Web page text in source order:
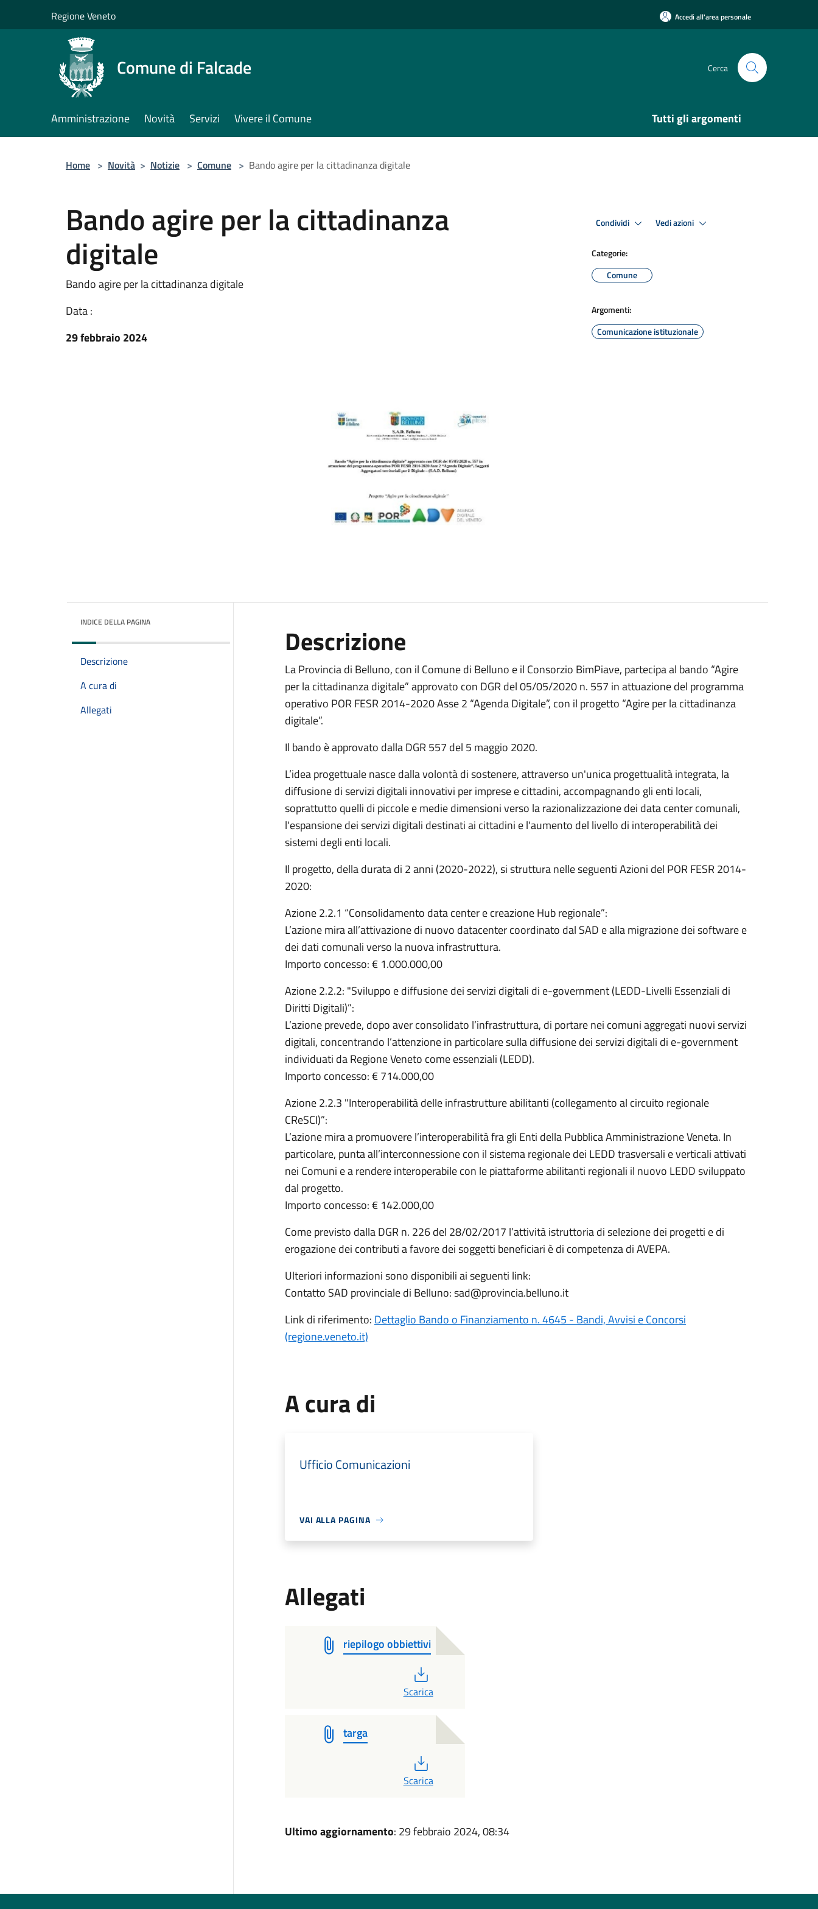
Regione Veneto Accedi all'area personale
Comune di Falcade Cerca
Amministrazione Novità Servizi Vivere il Comune Tutti gli argomenti
Home > Novità > Notizie > Comune > Bando agire per la cittadinanza digitale
Bando agire per la cittadinanza
digitale
Bando agire per la cittadinanza digitale
Data :
29 febbraio 2024
Condividi Vedi azioni
Categorie:
Comune
Argomenti:
Comunicazione istituzionale
INDICE DELLA PAGINA
Descrizione
A cura di
Allegati
Descrizione
La Provincia di Belluno, con il Comune di Belluno e il Consorzio BimPiave, partecipa al bando “Agire
per la cittadinanza digitale” approvato con DGR del 05/05/2020 n. 557 in attuazione del programma
operativo POR FESR 2014-2020 Asse 2 “Agenda Digitale”, con il progetto “Agire per la cittadinanza
digitale”.
Il bando è approvato dalla DGR 557 del 5 maggio 2020.
L’idea progettuale nasce dalla volontà di sostenere, attraverso un'unica progettualità integrata, la
diffusione di servizi digitali innovativi per imprese e cittadini, accompagnando gli enti locali,
soprattutto quelli di piccole e medie dimensioni verso la razionalizzazione dei data center comunali,
l'espansione dei servizi digitali destinati ai cittadini e l'aumento del livello di interoperabilità dei
sistemi degli enti locali.
Il progetto, della durata di 2 anni (2020-2022), si struttura nelle seguenti Azioni del POR FESR 2014-
2020:
Azione 2.2.1 “Consolidamento data center e creazione Hub regionale”:
L’azione mira all’attivazione di nuovo datacenter coordinato dal SAD e alla migrazione dei software e
dei dati comunali verso la nuova infrastruttura.
Importo concesso: € 1.000.000,00
Azione 2.2.2: "Sviluppo e diffusione dei servizi digitali di e-government (LEDD-Livelli Essenziali di
Diritti Digitali)”:
L’azione prevede, dopo aver consolidato l’infrastruttura, di portare nei comuni aggregati nuovi servizi
digitali, concentrando l’attenzione in particolare sulla diffusione dei servizi digitali di e-government
individuati da Regione Veneto come essenziali (LEDD).
Importo concesso: € 714.000,00
Azione 2.2.3 "Interoperabilità delle infrastrutture abilitanti (collegamento al circuito regionale
CReSCI)”:
L’azione mira a promuovere l’interoperabilità fra gli Enti della Pubblica Amministrazione Veneta. In
particolare, punta all’interconnessione con il sistema regionale dei LEDD trasversali e verticali attivati
nei Comuni e a rendere interoperabile con le piattaforme abilitanti regionali il nuovo LEDD sviluppato
dal progetto.
Importo concesso: € 142.000,00
Come previsto dalla DGR n. 226 del 28/02/2017 l’attività istruttoria di selezione dei progetti e di
erogazione dei contributi a favore dei soggetti beneficiari è di competenza di AVEPA.
Ulteriori informazioni sono disponibili ai seguenti link:
Contatto SAD provinciale di Belluno: sad@provincia.belluno.it
Link di riferimento: Dettaglio Bando o Finanziamento n. 4645 - Bandi, Avvisi e Concorsi
(regione.veneto.it)
A cura di
Ufficio Comunicazioni
VAI ALLA PAGINA
Allegati
riepilogo obbiettivi
Scarica
targa
Scarica
Ultimo aggiornamento: 29 febbraio 2024, 08:34